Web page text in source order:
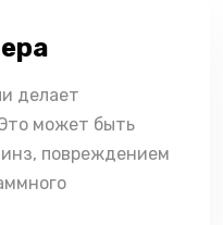
делает
может быть
повреждением